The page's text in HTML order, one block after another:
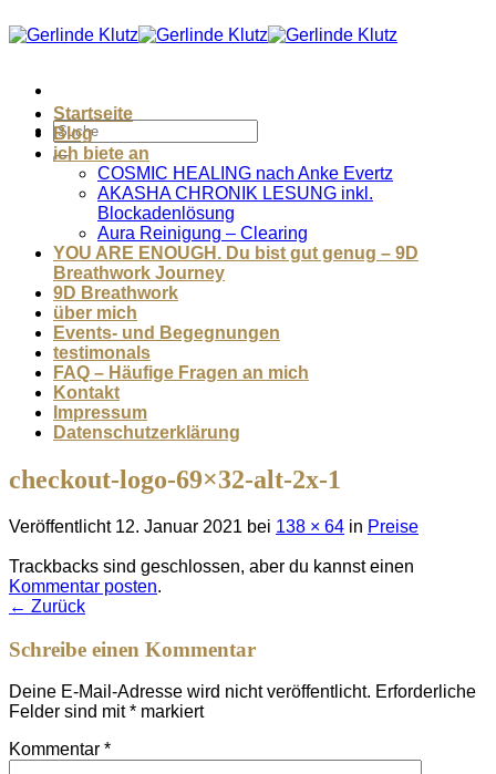
Inhalt
Startseite
Blog
ich biete an
COSMIC HEALING nach Anke Evertz
AKASHA CHRONIK LESUNG inkl.
Blockadenlösung
Aura Reinigung – Clearing
YOU ARE ENOUGH. Du bist gut genug – 9D
Breathwork Journey
9D Breathwork
über mich
Events- und Begegnungen
testimonals
FAQ – Häufige Fragen an mich
Kontakt
Impressum
Datenschutzerklärung
checkout-logo-69×32-alt-2x-1
Veröffentlicht 12. Januar 2021 bei 138 × 64 in Preise
Trackbacks sind geschlossen, aber du kannst einen
Kommentar posten.
← Zurück
Schreibe einen Kommentar
Deine E-Mail-Adresse wird nicht veröffentlicht. Erforderliche
Felder sind mit* markiert
Kommentar *